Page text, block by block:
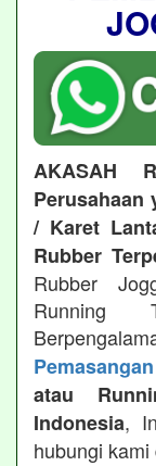
AKASAH
Perusahaan
/ Karet
Rubber
Rubber
Running
atau
Indonesia,
hubungi kami